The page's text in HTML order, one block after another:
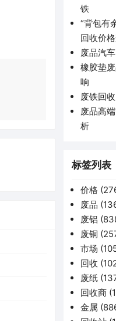
铁
“背包有
回收价
废品汽
橡胶垫
响
废铁回
废品高
析
标签列表
价格
废品
废铝
废铜
市场
回收
废纸
回收商
金属